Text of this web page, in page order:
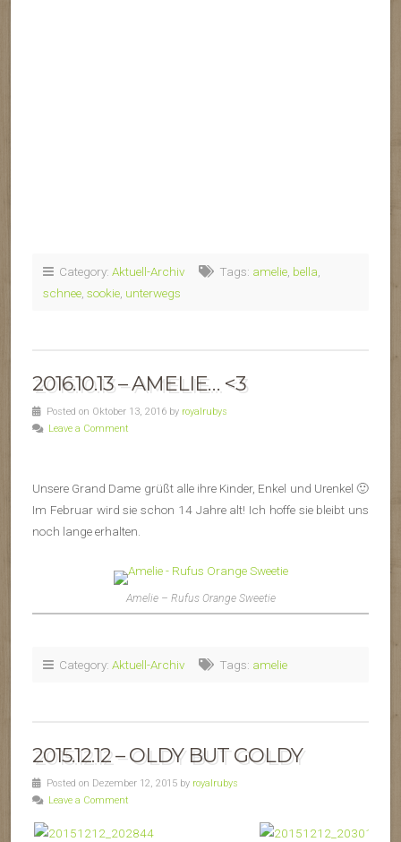
Category: Aktuell-Archiv Tags: amelie bella
schnee sookie unterwegs
2016.10.13 – AMELIE… <3
Posted on Oktober 13, 2016 by royalrubys
Leave a Comment
Unsere Grand Dame grüßt alle ihre Kinder, Enkel und Urenkel 🙂
Im Februar wird sie schon 14 Jahre alt! Ich hoffe sie bleibt uns
noch lange erhalten.
Amelie – Rufus Orange Sweetie
Category: Aktuell-Archiv Tags: amelie
2015.12.12 – OLDY BUT GOLDY
Posted on Dezember 12, 2015 by royalrubys
Leave a Comment